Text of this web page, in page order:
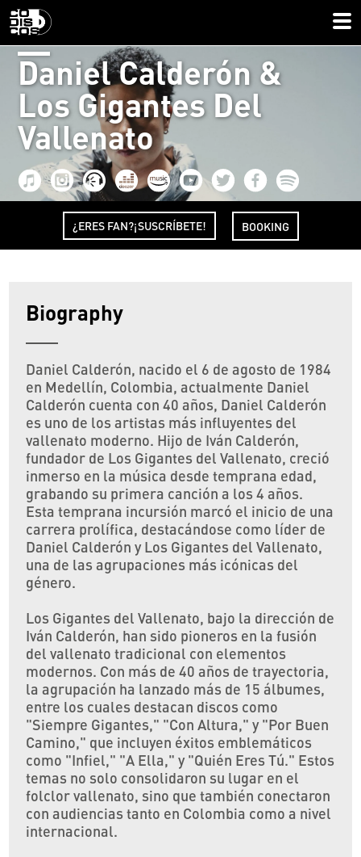
Daniel Calderón &
Los Gigantes Del
Vallenato
¿ERES FAN?¡SUSCRÍBETE! BOOKING
Biography
Daniel Calderón, nacido el 6 de agosto de 1984
en Medellín, Colombia, actualmente Daniel
Calderón cuenta con 40 años, Daniel Calderón
es uno de los artistas más influyentes del
vallenato moderno. Hijo de Iván Calderón,
fundador de Los Gigantes del Vallenato, creció
inmerso en la música desde temprana edad,
grabando su primera canción a los 4 años.
Esta temprana incursión marcó el inicio de una
carrera prolífica, destacándose como líder de
Daniel Calderón y Los Gigantes del Vallenato,
una de las agrupaciones más icónicas del
género.
Los Gigantes del Vallenato, bajo la dirección de
Iván Calderón, han sido pioneros en la fusión
del vallenato tradicional con elementos
modernos. Con más de 40 años de trayectoria,
la agrupación ha lanzado más de 15 álbumes,
entre los cuales destacan discos como
"Siempre Gigantes," "Con Altura," y "Por Buen
Camino," que incluyen éxitos emblemáticos
como "Infiel," "A Ella," y "Quién Eres Tú." Estos
temas no solo consolidaron su lugar en el
folclor vallenato, sino que también conectaron
con audiencias tanto en Colombia como a nivel
internacional.